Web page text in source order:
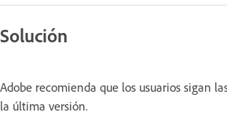
Solución
Adobe recomienda que los usuarios sigan
la última versión.